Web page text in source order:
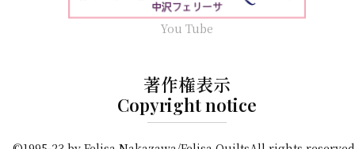
You Tube
著作権表示
Copyright notice